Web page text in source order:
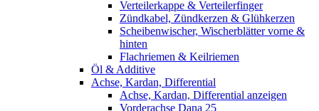
Verteilerkappe & Verteilerfinger
Zündkabel, Zündkerzen & Glühkerzen
Scheibenwischer, Wischerblätter vorne &
hinten
Flachriemen & Keilriemen
Öl & Additive
Achse, Kardan, Differential
Achse, Kardan, Differential anzeigen
Vorderachse Dana 25